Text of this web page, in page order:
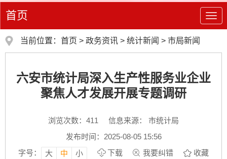
导
航
首页
当前位置： 首页 > 政务资讯 > 统计新闻 > 市局新闻
六安市统计局深入生产性服务业企业
聚焦人才发展开展专题调研
浏览次数： 411
信息来源： 市统计局
发布时间：2025-08-05 15:56
字号：
大 中 小 下载 我要纠错 收藏